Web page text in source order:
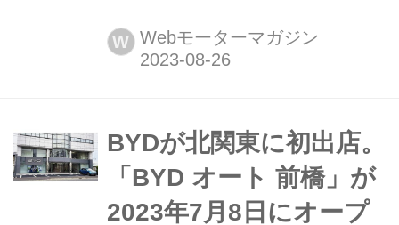
幌にオープン。同社はここをさらに躍
進していくための重要な拠点と位置付
W Webモーターマガジン
BYDが北関東に初出店。
「BYD オート 前橋」が
2023年7月8日にオープ